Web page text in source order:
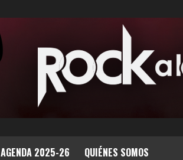
AGENDA 2025-26 QUIÉNES SOMOS